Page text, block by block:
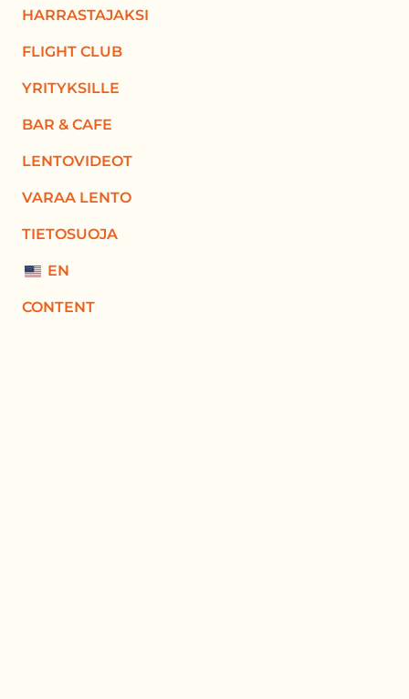
HARRASTAJAKSI
FLIGHT CLUB
YRITYKSILLE
BAR & CAFE
LENTOVIDEOT
VARAA LENTO
TIETOSUOJA
EN
CONTENT